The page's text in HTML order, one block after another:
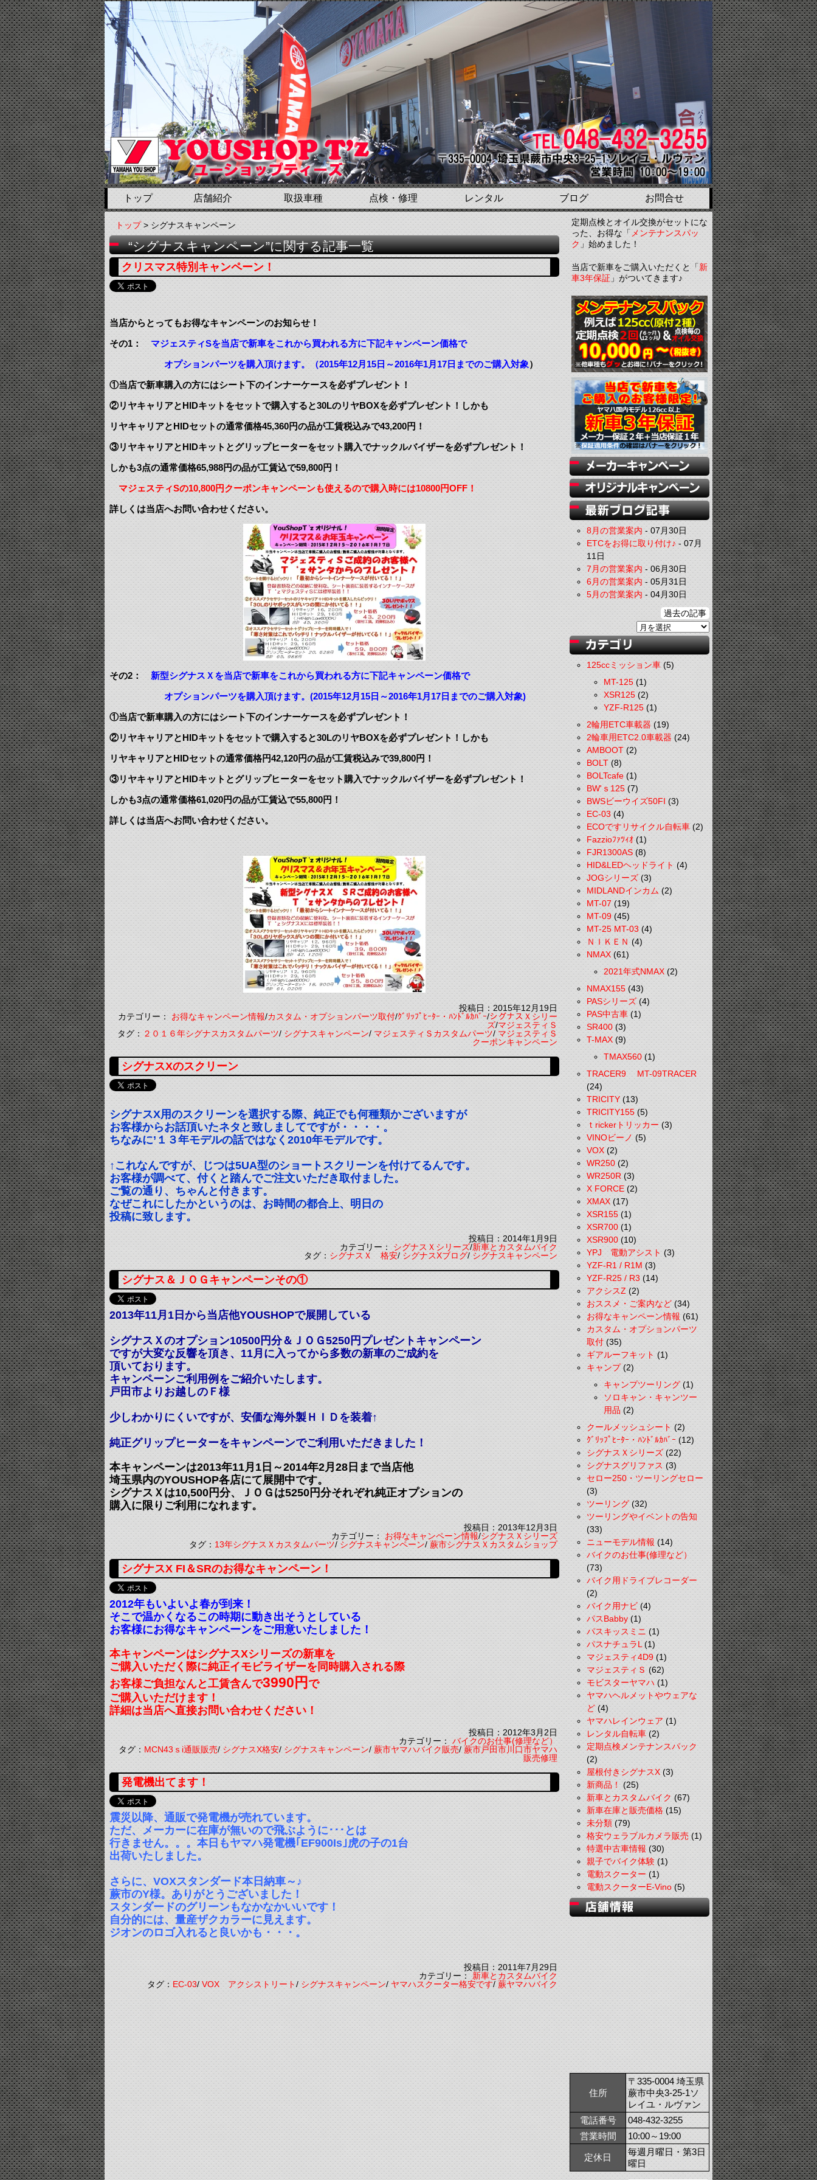
トップ 店舗紹介 取扱車種 点検・修理 レンタル ブログ お問合せ
トップ> シグナスキャンペーン
“シグナスキャンペーン”に関する記事一覧
クリスマス特別キャンペーン！
当店からとってもお得なキャンペーンのお知らせ！
その1：マジェスティSを当店で新車をこれから買われる方に下記キャンペーン価格で
オプションパーツを購入頂けます。（2015年12月15日～2016年1月17日までのご購入対象）
①当店で新車購入の方にはシート下のインナーケースを必ずプレゼント！
②リヤキャリアとHIDキットをセットで購入すると30LのリヤBOXを必ずプレゼント！しかも
リヤキャリアとHIDセットの通常価格45,360円の品が工賃税込みで43,200円！
③リヤキャリアとHIDキットとグリップヒーターをセット購入でナックルバイザーを必ずプレゼント！
しかも3点の通常価格65,988円の品が工賃込で59,800円！
マジェスティSの10,800円クーポンキャンペーンも使えるので購入時には10800円OFF！
詳しくは当店へお問い合わせください。
その2：新型シグナスＸを当店で新車をこれから買われる方に下記キャンペーン価格で
オプションパーツを購入頂けます。(2015年12月15日～2016年1月17日までのご購入対象)
①当店で新車購入の方にはシート下のインナーケースを必ずプレゼント！
②リヤキャリアとHIDキットをセットで購入すると30LのリヤBOXを必ずプレゼント！しかも
リヤキャリアとHIDセットの通常価格円42,120円の品が工賃税込みで39,800円！
③リヤキャリアとHIDキットとグリップヒーターをセット購入でナックルバイザーを必ずプレゼント！
しかも3点の通常価格61,020円の品が工賃込で55,800円！
詳しくは当店へお問い合わせください。
投稿日：2015年12月19日
カテゴリー：お得なキャンペーン情報/カスタム・オプションパーツ取付/ｸﾞﾘｯﾌﾟﾋｰﾀｰ・ﾊﾝﾄﾞﾙｶﾊﾞｰ/シグナスＸシリー
ズ/マジェスティＳ
タグ：２０１６年シグナスカスタムパーツ/シグナスキャンペーン/マジェスティＳカスタムパーツ/マジェスティＳ
クーポンキャンペーン
シグナスXのスクリーン
シグナスX用のスクリーンを選択する際、純正でも何種類かございますが
お客様からお話頂いたネタと致しましてですが・・・・。
ちなみに’１３年モデルの話ではなく2010年モデルです。
↑これなんですが、じつは5UA型のショートスクリーンを付けてるんです。
お客様が調べて、付くと踏んでご注文いただき取付ました。
ご覧の通り、ちゃんと付きます。
なぜこれにしたかというのは、お時間の都合上、明日の
投稿に致します。
投稿日：2014年1月9日
カテゴリー：シグナスＸシリーズ/新車とカスタムバイク
タグ：シグナスＸ 格安/シグナスXブログ/シグナスキャンペーン
シグナス＆ＪＯＧキャンペーンその①
2013年11月1日から当店他YOUSHOPで展開している
シグナスＸのオプション10500円分＆ＪＯＧ5250円プレゼントキャンペーン
ですが大変な反響を頂き、11月に入ってから多数の新車のご成約を
頂いております。
キャンペーンご利用例をご紹介いたします。
戸田市よりお越しのＦ様
少しわかりにくいですが、安価な海外製ＨＩＤを装着↑
純正グリップヒーターをキャンペーンでご利用いただきました！
本キャンペーンは2013年11月1日～2014年2月28日まで当店他
埼玉県内のYOUSHOP各店にて展開中です。
シグナスＸは10,500円分、ＪＯＧは5250円分それぞれ純正オプションの
購入に限りご利用になれます。
投稿日：2013年12月3日
カテゴリー：お得なキャンペーン情報/シグナスＸシリーズ
タグ：13年シグナスＸカスタムパーツ/シグナスキャンペーン/蕨市シグナスＸカスタムショップ
シグナスX FI＆SRのお得なキャンペーン！
2012年もいよいよ春が到来！
そこで温かくなるこの時期に動き出そうとしている
お客様にお得なキャンペーンをご用意いたしました！
本キャンペーンはシグナスXシリーズの新車を
ご購入いただく際に純正イモビライザーを同時購入される際
お客様ご負担なんと工賃含んで3990円 で
ご購入いただけます！
詳細は当店へ直接お問い合わせください！
投稿日：2012年3月2日
カテゴリー：バイクのお仕事(修理など）
タグ：MCN43ｓi通販販売/シグナスX格安/シグナスキャンペーン/蕨市ヤマハバイク販売/蕨市戸田市川口市ヤマハ
販売修理
発電機出てます！
震災以降、通販で発電機が売れています。
ただ、メーカーに在庫が無いので飛ぶように･･･とは
行きません。。。本日もヤマハ発電機｢EF900Is｣虎の子の1台
出荷いたしました。
さらに、VOXスタンダード本日納車～♪
蕨市のY様。ありがとうございました！
スタンダードのグリーンもなかなかいいです！
自分的には、量産ザクカラーに見えます。
ジオンのロゴ入れると良いかも・・・。
投稿日：2011年7月29日
カテゴリー：新車とカスタムバイク
タグ：EC-03/VOX アクシストリート/シグナスキャンペーン/ヤマハスクーター格安です/蕨ヤマハバイク
定期点検とオイル交換がセットにな
った、お得な「 メンテナンスパッ
ク」始めました！
当店で新車をご購入いただくと「新
車3年保証」がついてきます♪
8月の営業案内-07月30日
ETCをお得に取り付け♪-07月
11日
7月の営業案内-06月30日
6月の営業案内-05月31日
5月の営業案内-04月30日
過去の記事
125ccミッション車(5)
MT-125(1)
XSR125(2)
YZF-R125(1)
2輪用ETC車載器(19)
2輪車用ETC2.0車載器(24)
AMBOOT(2)
BOLT(8)
BOLTcafe(1)
BW'ｓ125(7)
BWSビーウイズ50FI(3)
EC-03(4)
ECOですリサイクル自転車(2)
Fazzioﾌｧﾂｨｵ(1)
FJR1300AS(8)
HID&LEDヘッドライト(4)
JOGシリーズ(3)
MIDLANDインカム(2)
MT-07(19)
MT-09 (45)
MT-25 MT-03(4)
ＮＩＫＥＮ(4)
NMAX(61)
2021年式NMAX(2)
NMAX155(43)
PASシリーズ(4)
PAS中古車(1)
SR400(3)
T-MAX(9)
TMAX560(1)
TRACER9 MT-09TRACER
(24)
TRICITY(13)
TRICITY155(5)
ｔrickerトリッカー(3)
VINOビーノ(5)
VOX(2)
WR250(2)
WR250R(3)
X FORCE(2)
XMAX(17)
XSR155(1)
XSR700(1)
XSR900(10)
YPJ 電動アシスト(3)
YZF-R1 / R1M(3)
YZF-R25 / R3(14)
アクシスZ(2)
おススメ・ご案内など(34)
お得なキャンペーン情報(61)
カスタム・オプションパーツ
取付(35)
ギアルーフキット(1)
キャンプ(2)
キャンプツーリング(1)
ソロキャン・キャンツー
用品(2)
クールメッシュシート(2)
ｸﾞﾘｯﾌﾟﾋｰﾀｰ・ﾊﾝﾄﾞﾙｶﾊﾞｰ(12)
シグナスＸシリーズ(22)
シグナスグリファス(3)
セロー250・ツーリングセロー
(3)
ツーリング(32)
ツーリングやイベントの告知
(33)
ニューモデル情報(14)
バイクのお仕事(修理など）
(73)
バイク用ドライブレコーダー
(2)
バイク用ナビ(4)
パスBabby(1)
パスキッスミニ(1)
パスナチュラL(1)
マジェスティ4D9(1)
マジェスティＳ(62)
モビスターヤマハ(1)
ヤマハヘルメットやウェアな
ど(4)
ヤマハレインウェア(1)
レンタル自転車(2)
定期点検メンテナンスパック
(2)
屋根付きシグナスX(3)
新商品！(25)
新車とカスタムバイク(67)
新車在庫と販売価格(15)
未分類(79)
格安ウェラブルカメラ販売(1)
特選中古車情報(30)
親子でバイク体験(1)
電動スクーター(1)
電動スクーターE-Vino(5)
住所
〒335-0004 埼玉県
蕨市中央3-25-1ソ
レイユ・ルヴァン
電話番号
048-432-3255
営業時間
10:00～19:00
定休日
毎週月曜日・第3日
曜日